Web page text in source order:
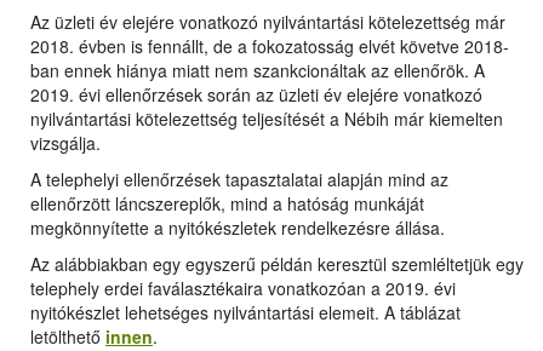
Az üzleti év elejére vonatkozó nyilvántartási kötelezettség már
2018. évben is fennállt, de a fokozatosság elvét követve 2018-
ban ennek hiánya miatt nem szankcionáltak az ellenőrök. A
2019. évi ellenőrzések során az üzleti év elejére vonatkozó
nyilvántartási kötelezettség teljesítését a Nébih már kiemelten
vizsgálja.
A telephelyi ellenőrzések tapasztalatai alapján mind az
ellenőrzött láncszereplők, mind a hatóság munkáját
megkönnyítette a nyitókészletek rendelkezésre állása.
Az alábbiakban egy egyszerű példán keresztül szemléltetjük egy
telephely erdei faválasztékaira vonatkozóan a 2019. évi
nyitókészlet lehetséges nyilvántartási elemeit. A táblázat
letölthető innen.